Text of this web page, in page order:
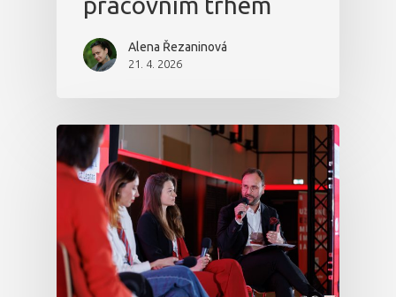
Alena Řezaninová
21. 4. 2026